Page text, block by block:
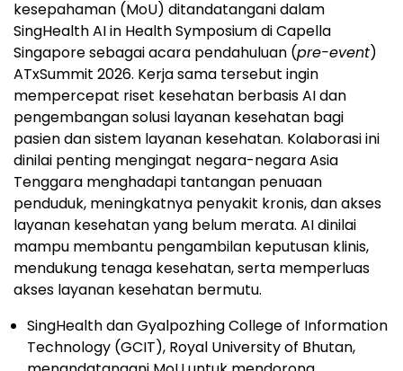
kesepahaman (MoU) ditandatangani dalam
SingHealth AI in Health Symposium di Capella
Singapore sebagai acara pendahuluan (pre-event)
ATxSummit 2026. Kerja sama tersebut ingin
mempercepat riset kesehatan berbasis AI dan
pengembangan solusi layanan kesehatan bagi
pasien dan sistem layanan kesehatan. Kolaborasi ini
dinilai penting mengingat negara-negara Asia
Tenggara menghadapi tantangan penuaan
penduduk, meningkatnya penyakit kronis, dan akses
layanan kesehatan yang belum merata. AI dinilai
mampu membantu pengambilan keputusan klinis,
mendukung tenaga kesehatan, serta memperluas
akses layanan kesehatan bermutu.
SingHealth dan Gyalpozhing College of Information
Technology (GCIT), Royal University of Bhutan,